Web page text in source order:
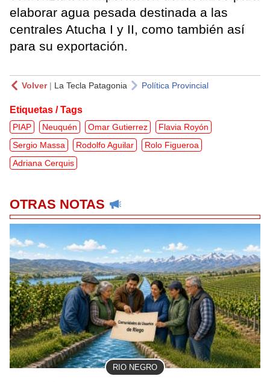
elaborar agua pesada destinada a las
centrales Atucha I y II, como también así
para su exportación.
Volver| La Tecla Patagonia Política Provincial
Etiquetas / Tags
PIAP Neuquén Omar Gutierrez
Flavia Royón
Sergio Massa
Rodolfo Aguilar
Rolo Figueroa
Adriana Cerquis
OTRAS NOTAS
RIO NEGRO